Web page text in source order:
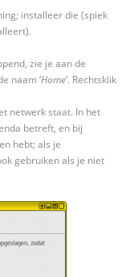
installeer die (spiek
zie je aan de
naam ‘Home‘. Rechtsklik
netwerk staat. In het
betreft, en bij
hebt; als je
gebruiken als je niet